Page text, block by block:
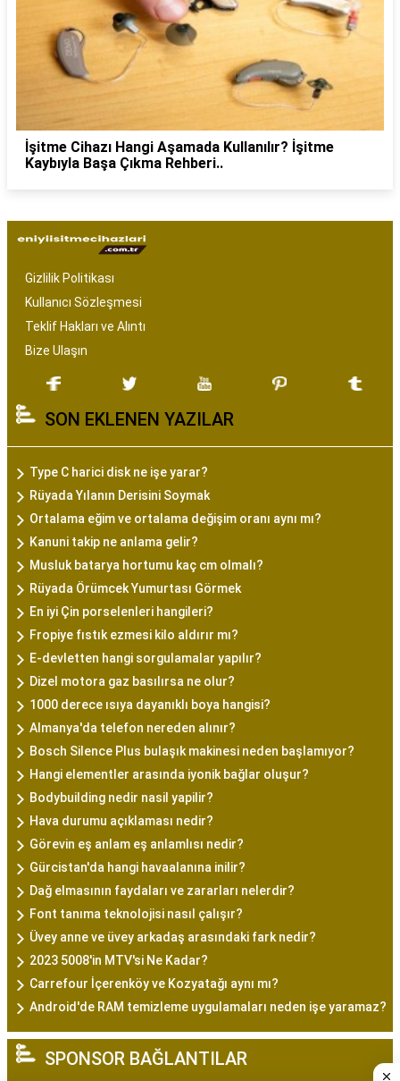
İşitme Cihazı Hangi Aşamada Kullanılır? İşitme
Kaybıyla Başa Çıkma Rehberi..
Gizlilik Politikası
Kullanıcı Sözleşmesi
Teklif Hakları ve Alıntı
Bize Ulaşın
SON EKLENEN YAZILAR
Type C harici disk ne işe yarar?
Rüyada Yılanın Derisini Soymak
Ortalama eğim ve ortalama değişim oranı aynı mı?
Kanuni takip ne anlama gelir?
Musluk batarya hortumu kaç cm olmalı?
Rüyada Örümcek Yumurtası Görmek
En iyi Çin porselenleri hangileri?
Fropiye fıstık ezmesi kilo aldırır mı?
E-devletten hangi sorgulamalar yapılır?
Dizel motora gaz basılırsa ne olur?
1000 derece ısıya dayanıklı boya hangisi?
Almanya'da telefon nereden alınır?
Bosch Silence Plus bulaşık makinesi neden başlamıyor?
Hangi elementler arasında iyonik bağlar oluşur?
Bodybuilding nedir nasil yapilir?
Hava durumu açıklaması nedir?
Görevin eş anlam eş anlamlısı nedir?
Gürcistan'da hangi havaalanına inilir?
Dağ elmasının faydaları ve zararları nelerdir?
Font tanıma teknolojisi nasıl çalışır?
Üvey anne ve üvey arkadaş arasındaki fark nedir?
2023 5008'in MTV'si Ne Kadar?
Carrefour İçerenköy ve Kozyatağı aynı mı?
Android'de RAM temizleme uygulamaları neden işe yaramaz?
SPONSOR BAĞLANTILAR